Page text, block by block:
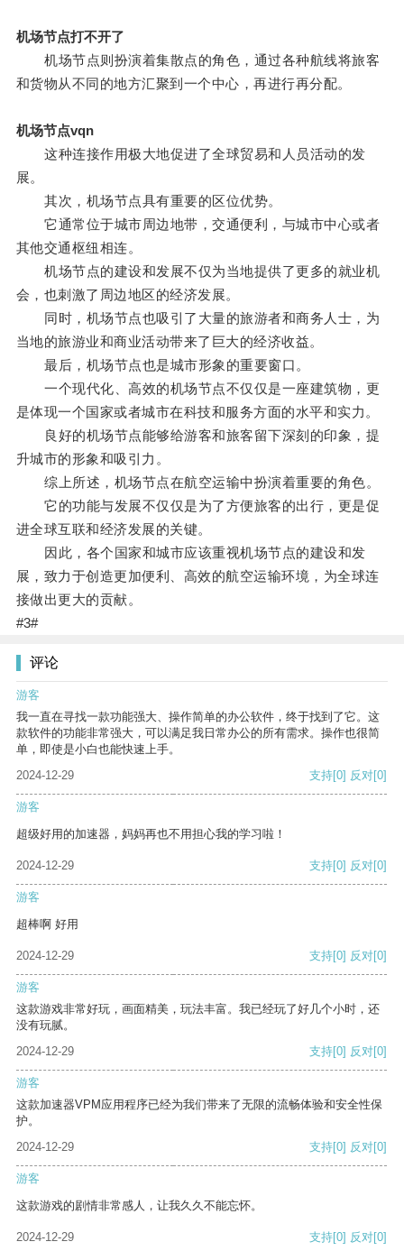
机场节点打不开了
机场节点则扮演着集散点的角色，通过各种航线将旅客
和货物从不同的地方汇聚到一个中心，再进行再分配。
机场节点vqn
这种连接作用极大地促进了全球贸易和人员活动的发
展。
其次，机场节点具有重要的区位优势。
它通常位于城市周边地带，交通便利，与城市中心或者
其他交通枢纽相连。
机场节点的建设和发展不仅为当地提供了更多的就业机
会，也刺激了周边地区的经济发展。
同时，机场节点也吸引了大量的旅游者和商务人士，为
当地的旅游业和商业活动带来了巨大的经济收益。
最后，机场节点也是城市形象的重要窗口。
一个现代化、高效的机场节点不仅仅是一座建筑物，更
是体现一个国家或者城市在科技和服务方面的水平和实力。
良好的机场节点能够给游客和旅客留下深刻的印象，提
升城市的形象和吸引力。
综上所述，机场节点在航空运输中扮演着重要的角色。
它的功能与发展不仅仅是为了方便旅客的出行，更是促
进全球互联和经济发展的关键。
因此，各个国家和城市应该重视机场节点的建设和发
展，致力于创造更加便利、高效的航空运输环境，为全球连
接做出更大的贡献。
#3#
评论
游客
我一直在寻找一款功能强大、操作简单的办公软件，终于找到了它。这
款软件的功能非常强大，可以满足我日常办公的所有需求。操作也很简
单，即使是小白也能快速上手。
2024-12-29
支持[0] 反对[0]
游客
超级好用的加速器，妈妈再也不用担心我的学习啦！
2024-12-29 支持[0] 反对[0]
游客
超棒啊 好用
2024-12-29 支持[0] 反对[0]
游客
这款游戏非常好玩，画面精美，玩法丰富。我已经玩了好几个小时，还
没有玩腻。
2024-12-29
支持[0] 反对[0]
游客
这款加速器VPM应用程序已经为我们带来了无限的流畅体验和安全性保
护。
2024-12-29
支持[0] 反对[0]
游客
这款游戏的剧情非常感人，让我久久不能忘怀。
2024-12-29 支持[0] 反对[0]